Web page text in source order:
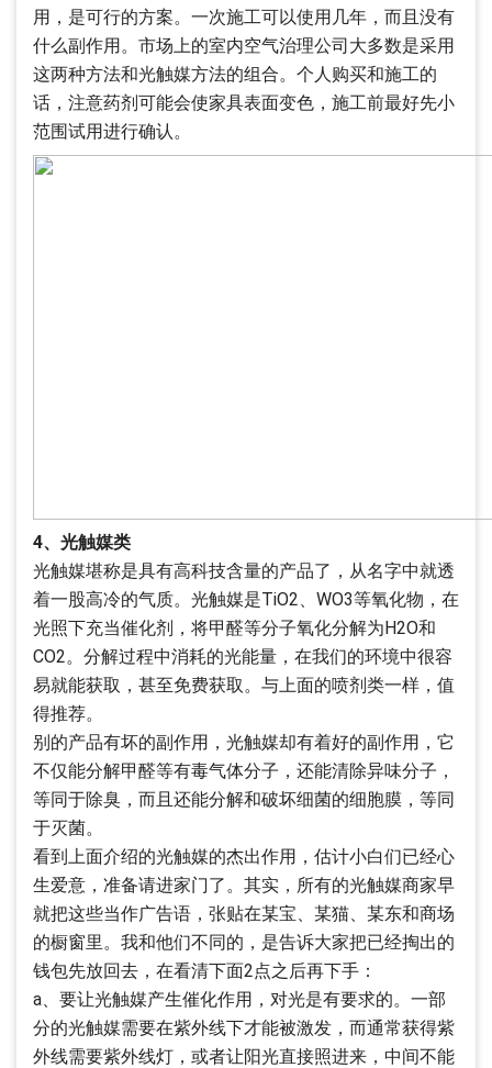
用，是可行的方案。一次施工可以使用几年，而且没有
什么副作用。市场上的室内空气治理公司大多数是采用
这两种方法和光触媒方法的组合。个人购买和施工的
话，注意药剂可能会使家具表面变色，施工前最好先小
范围试用进行确认。
4、光触媒类
光触媒堪称是具有高科技含量的产品了，从名字中就透
着一股高冷的气质。光触媒是TiO2、WO3等氧化物，在
光照下充当催化剂，将甲醛等分子氧化分解为H2O和
CO2。分解过程中消耗的光能量，在我们的环境中很容
易就能获取，甚至免费获取。与上面的喷剂类一样，值
得推荐。
别的产品有坏的副作用，光触媒却有着好的副作用，它
不仅能分解甲醛等有毒气体分子，还能清除异味分子，
等同于除臭，而且还能分解和破坏细菌的细胞膜，等同
于灭菌。
看到上面介绍的光触媒的杰出作用，估计小白们已经心
生爱意，准备请进家门了。其实，所有的光触媒商家早
就把这些当作广告语，张贴在某宝、某猫、某东和商场
的橱窗里。我和他们不同的，是告诉大家把已经掏出的
钱包先放回去，在看清下面2点之后再下手：
a、要让光触媒产生催化作用，对光是有要求的。一部
分的光触媒需要在紫外线下才能被激发，而通常获得紫
外线需要紫外线灯，或者让阳光直接照进来，中间不能